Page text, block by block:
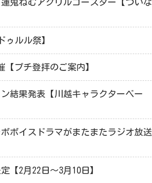
鬼ねむアクリルコースター【ついな
ゥルル祭】
プチ登拝のご案内】
結果発表【川越キャラクターベー
ボイスドラマがまたまたラジオ放送
【2月22日～3月10日】